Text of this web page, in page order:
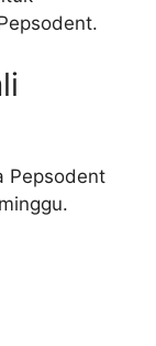
Pepsodent